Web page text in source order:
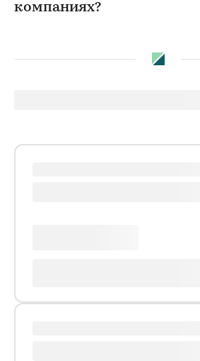
компаниях?